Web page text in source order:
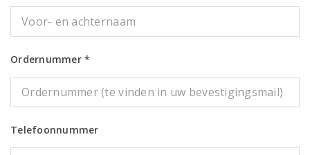
Ordernummer *
Telefoonnummer